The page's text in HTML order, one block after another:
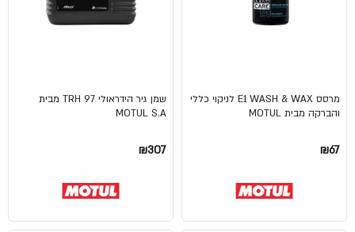
מרסס E1 WASH & WAX לניקוי כללי
והברקה מבית MOTUL
₪67
שמן גיר הידראולי TRH 97 מבית
MOTUL S.A
₪307